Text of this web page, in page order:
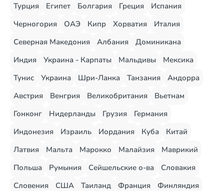
Турция Египет Болгария Греция
Испания
Черногория
ОАЭ Кипр Хорватия
Италия
Северная Македония
Албания
Доминикана
Индия
Украина - Карпаты Мальдивы
Мексика
Тунис
Украина Шри-Ланка Танзания
Андорра
Австрия
Венгрия Великобритания
Вьетнам
Гонконг
Нидерланды Грузия
Германия
Индонезия
Израиль Иордания Куба
Китай
Латвия
Мальта Марокко Малайзия
Маврикий
Польша
Румыния Сейшельские о-ва
Словакия
Словения
США Таиланд Франция
Финляндия